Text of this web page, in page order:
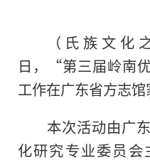
（氏族文化
日，“第三届岭南
工作在广东省方志馆
本次活动由广
化研究专业委员